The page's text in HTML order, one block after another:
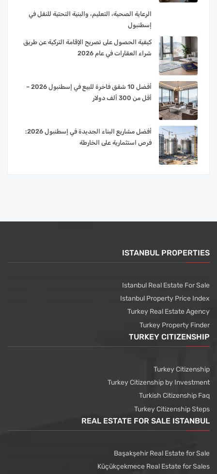
الرعاية الصحية، التعليم، والبنية التحتية للنقل في
إسطنبول
كيفية الحصول على تصريح الإقامة التركية عن طريق
شراء العقارات في عام 2026
أفضل 10 شقق فاخرة للبيع في إسطنبول 2026 –
أقل من 300 ألف دولار
أفضل مشاريع البناء الجديدة في إسطنبول 2026:
فرص استثمارية على الخارطة
ISTANBUL PROPERTIES
Istanbul Real Estate For Sale
Istanbul Property Price Index
Turkey Real Estate Agency
Turkey Property Finder
TURKEY CITIZENSHIP
Turkey Citizenship
Turkey Citizenship by Investment
Turkish Citizenship Faq
Turkey Citizenship Steps
REAL ESTATE FOR SALE ISTANBUL
Başakşehir Real Estate for Sale
Küçükçekmece Real Estate for Sales